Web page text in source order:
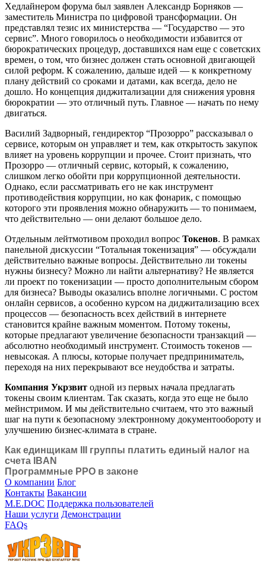
Хедлайнером форума был заявлен Александр Борняков —
заместитель Министра по цифровой трансформации. Он
представлял тезис их министерства — “Государство — это
сервис”. Много говорилось о необходимости избавится от
бюрократических процедур, доставшихся нам еще с советских
времен, о том, что бизнес должен стать основной двигающей
силой реформ. К сожалению, дальше идей — к конкретному
плану действий со сроками и датами, как всегда, дело не
дошло. Но концепция диджитализации для снижения уровня
бюрократии — это отличный путь. Главное — начать по нему
двигаться.
Василий Задворный, гендиректор “Прозорро” рассказывал о
сервисе, которым он управляет и тем, как открытость закупок
влияет на уровень коррупции и прочее. Стоит признать, что
Прозорро — отличный сервис, который, к сожалению,
слишком легко обойти при коррупционной деятельности.
Однако, если рассматривать его не как инструмент
противодействия коррупции, но как фонарик, с помощью
которого эти проявления можно обнаружить — то понимаем,
что действительно — они делают большое дело.
Отдельным лейтмотивом проходил вопрос Токенов. В рамках
панельной дискуссии “Тотальная токенизация” — обсуждали
действительно важные вопросы. Действительно ли токены
нужны бизнесу? Можно ли найти альтернативу? Не является
ли проект по токенизации — просто дополнительным сбором
для бизнеса? Выводы оказались вполне логичными. С ростом
онлайн сервисов, а особенно курсом на диджитализацию всех
процессов — безопасность всех действий в интернете
становится крайне важным моментом. Потому токены,
которые предлагают увеличение безопасности транзакций —
абсолютно необходимый инструмент. Стоимость токенов —
невысокая. А плюсы, которые получает предприниматель,
переходя на них перекрывают все неудобства и затраты.
Компания Укрзвит одной из первых начала предлагать
токены своим клиентам. Так сказать, когда это еще не было
мейнстримом. И мы действительно считаем, что это важный
шаг на пути к безопасному электронному документообороту и
улучшению бизнес-климата в стране.
Как единщикам III группы платить единый налог на
счета IBAN
Программные РРО в законе
О компании Блог
Контакты Вакансии
M.E.DOC Поддержка пользователей
Наши услуги Демонстрации
FAQs